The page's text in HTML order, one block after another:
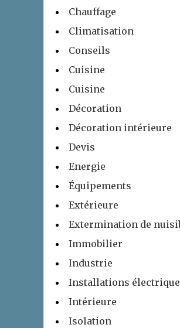
Chauffage
Climatisation
Conseils
Cuisine
Cuisine
Décoration
Décoration intérieure
Devis
Energie
Équipements
Extérieure
Extermination de
Immobilier
Industrie
Installations
Intérieure
Isolation